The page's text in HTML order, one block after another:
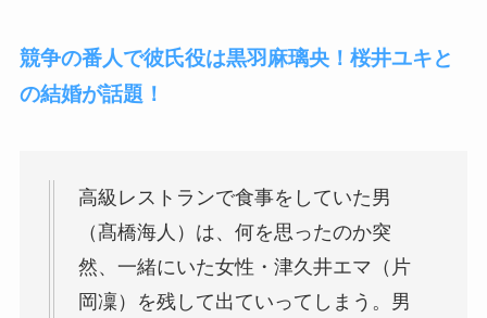
競争の番人で彼氏役は黒羽麻璃央！桜井ユキと
の結婚が話題！
高級レストランで食事をしていた男
（髙橋海人） は、何を思ったのか突
然、一緒にいた女性・ 津久井エマ（片
岡凜）
を残して出ていってしまう。男